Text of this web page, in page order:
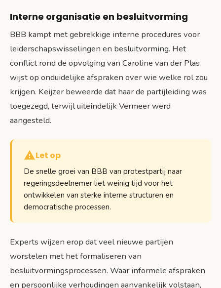
Interne organisatie en besluitvorming
BBB kampt met gebrekkige interne procedures voor
leiderschapswisselingen en besluitvorming. Het
conflict rond de opvolging van Caroline van der Plas
wijst op onduidelijke afspraken over wie welke rol zou
krijgen. Keijzer beweerde dat haar de partijleiding was
toegezegd, terwijl uiteindelijk Vermeer werd
aangesteld.
Let op
De snelle groei van BBB van protestpartij naar
regeringsdeelnemer liet weinig tijd voor het
ontwikkelen van sterke interne structuren en
democratische processen.
Experts wijzen erop dat veel nieuwe partijen
worstelen met het formaliseren van
besluitvormingsprocessen. Waar informele afspraken
en persoonlijke verhoudingen aanvankelijk volstaan,